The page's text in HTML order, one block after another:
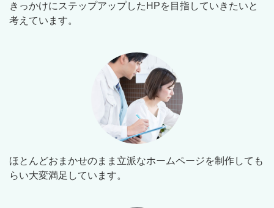
きっかけにステップアップしたHPを目指していきたいと
考えています。
ほとんどおまかせのまま立派なホームページを制作しても
らい大変満足しています。